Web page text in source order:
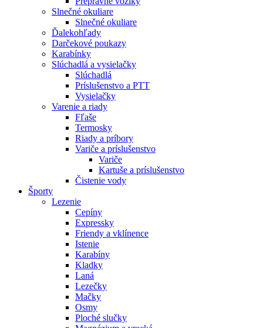
Slnečné okuliare
Slnečné okuliare
Ďalekohľady
Darčekové poukazy
Karabínky
Slúchadlá a vysielačky
Slúchadlá
Príslušenstvo a PTT
Vysielačky
Varenie a riady
Fľaše
Termosky
Riady a príbory
Variče a príslušenstvo
Variče
Kartuše a príslušenstvo
Čistenie vody
Športy
Lezenie
Cepíny
Expressky
Friendy a vklínence
Istenie
Karabíny
Kladky
Laná
Lezečky
Mačky
Osmy
Ploché slučky